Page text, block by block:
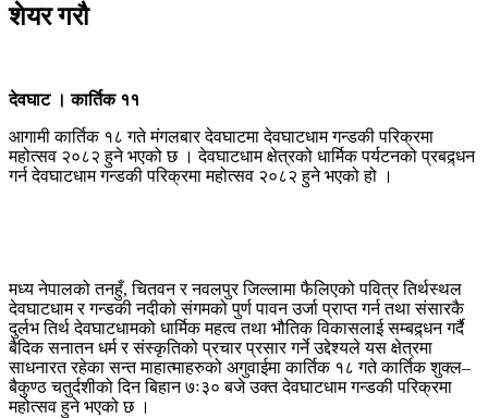
शेयर गरौ
देवघाट । कार्तिक ११
आगामी कार्तिक १८ गते मंगलबार देवघाटमा देवघाटधाम गन्डकी परिक्रमा
महोत्सव २०८२ हुने भएको छ । देवघाटधाम क्षेत्रको धार्मिक पर्यटनको प्रबद्र्धन
गर्न देवघाटधाम गन्डकी परिक्रमा महोत्सव २०८२ हुने भएको हो ।
मध्य नेपालको तनहुँ, चितवन र नवलपुर जिल्लामा फैलिएको पवित्र तिर्थस्थल
देवघाटधाम र गन्डकी नदीको संगमको पुर्ण पावन उर्जा प्राप्त गर्न तथा संसारकै
दुर्लभ तिर्थ देवघाटधामको धार्मिक महत्व तथा भौतिक विकासलाई सम्बद्र्धन गर्दै
बैदिक सनातन धर्म र संस्कृतिको प्रचार प्रसार गर्ने उद्देश्यले यस क्षेत्रमा
साधनारत रहेका सन्त माहात्माहरुको अगुवाईमा कार्तिक १८ गते कार्तिक शुक्ल–
बैकुण्ठ चतुर्दशीको दिन बिहान ७ः३० बजे उक्त देवघाटधाम गन्डकी परिक्रमा
महोत्सव हुने भएको छ ।